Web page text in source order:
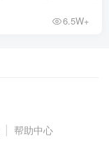
6.5W+
帮助中心